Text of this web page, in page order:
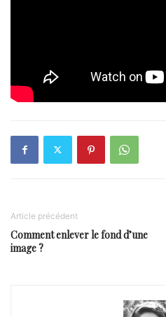
Article précédent
Comment enlever le fond d’une
image ?